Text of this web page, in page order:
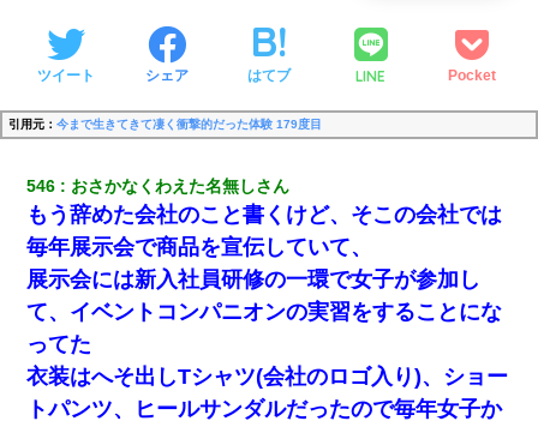
ツイート シェア はてブ LINE Pocket
引用元： 今まで生きてきて凄く衝撃的だった体験 179度目
546 おさかなくわえた名無しさん
もう辞めた会社のこと書くけど、そこの会社では
毎年展示会で商品を宣伝していて、
展示会には新入社員研修の一環で女子が参加し
て、イベントコンパニオンの実習をすることにな
ってた
衣装はへそ出しTシャツ(会社のロゴ入り)、ショー
トパンツ、ヒールサンダルだったので毎年女子か